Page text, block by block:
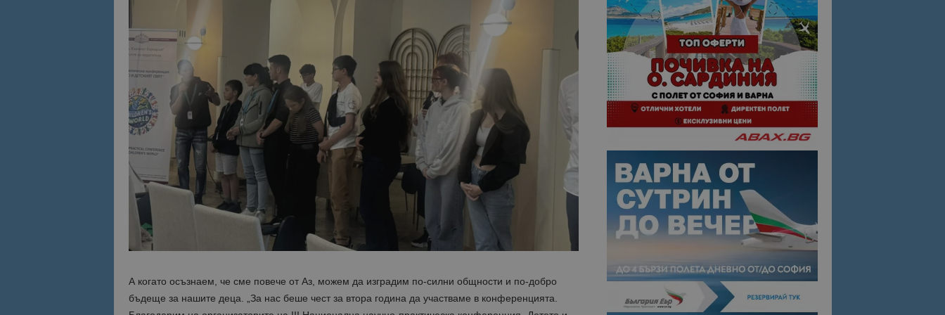
А когато осъзнаем, че сме повече от Аз, можем да изградим по-силни общности и по-добро
бъдеще за нашите деца. „За нас беше чест за втора година да участваме в конференцията.